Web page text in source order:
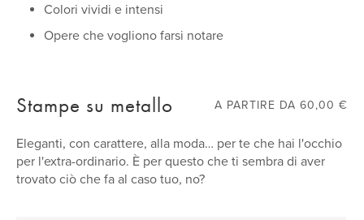
Rivestimento anti-sbiadimento resistente agli UV per
immagini nitide a lungo
Colori vividi e intensi
Opere che vogliono farsi notare
Stampe su metallo A PARTIRE DA 60,00 €
Eleganti, con carattere, alla moda… per te che hai l'occhio
per l'extra-ordinario. È per questo che ti sembra di aver
trovato ciò che fa al caso tuo, no?